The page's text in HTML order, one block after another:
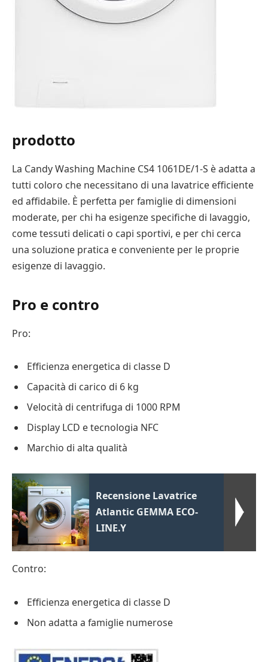
prodotto
La Candy Washing Machine CS4 1061DE/1-S è adatta a
tutti coloro che necessitano di una lavatrice efficiente
ed affidabile. È perfetta per famiglie di dimensioni
moderate, per chi ha esigenze specifiche di lavaggio,
come tessuti delicati o capi sportivi, e per chi cerca
una soluzione pratica e conveniente per le proprie
esigenze di lavaggio.
Pro e contro
Pro:
Efficienza energetica di classe D
Capacità di carico di 6 kg
Velocità di centrifuga di 1000 RPM
Display LCD e tecnologia NFC
Marchio di alta qualità
Recensione Lavatrice
Atlantic GEMMA ECO-
LINE.Y
Contro:
Efficienza energetica di classe D
Non adatta a famiglie numerose